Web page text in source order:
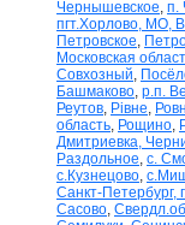
Чернышевское, п.
пгт.Хорлово, МО,
Петровское,
Московская
Совхозный,
Башмаково, р.п.
Реутов, Рівне,
область, Рощино,
Дмитриевка,
Раздольное, с.
с.Кузнецово,
Санкт-Петербург,
Сасово,